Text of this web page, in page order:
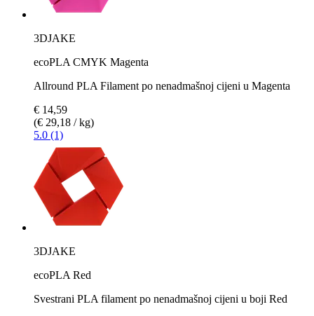
3DJAKE
ecoPLA CMYK Magenta
Allround PLA Filament po nenadmašnoj cijeni u Magenta
€ 14,59
(€ 29,18 / kg)
5.0 (1)
3DJAKE
ecoPLA Red
Svestrani PLA filament po nenadmašnoj cijeni u boji Red